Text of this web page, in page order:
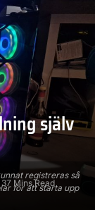
registreras så
för att starta upp
själv
37 Mins Read